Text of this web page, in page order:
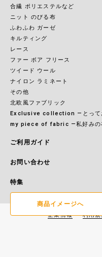
商品イメージへ
合繊 ポリエステルなど
ニット のびる布
ふわふわ ガーゼ
キルティング
レース
ファー ボア フリース
ツイード ウール
ナイロン ラミネート
その他
北欧風ファブリック
Exclusive collection ―とって
my piece of fabric ―私好みの
ご利用ガイド
お問い合わせ
特集
企業情報 利用